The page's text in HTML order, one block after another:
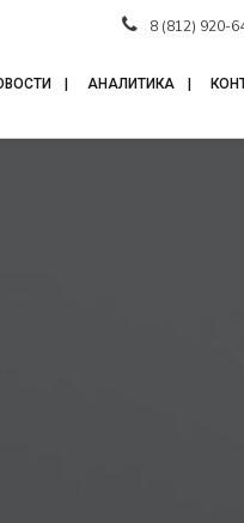
8 (812) 920-
АНАЛИТИКА